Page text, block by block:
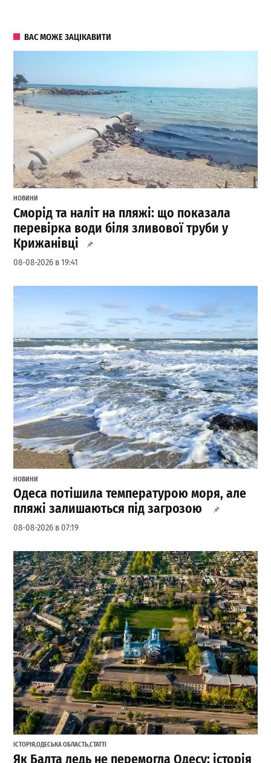
ВАС МОЖЕ ЗАЦІКАВИТИ
НОВИНИ
Сморід та наліт на пляжі: що показала
перевірка води біля зливової труби у
Крижанівці
08-08-2026 в 19:41
НОВИНИ
Одеса потішила температурою моря, але
пляжі залишаються під загрозою
08-08-2026 в 07:19
ІСТОРІЯ,ОДЕСЬКА ОБЛАСТЬ,СТАТТІ
Як Балта ледь не перемогла Одесу: історія